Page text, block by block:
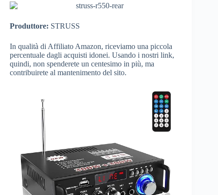
Produttore: STRUSS
In qualità di Affiliato Amazon, riceviamo una piccola
percentuale dagli acquisti idonei. Usando i nostri link,
quindi, non spenderete un centesimo in più, ma
contribuirete al mantenimento del sito.